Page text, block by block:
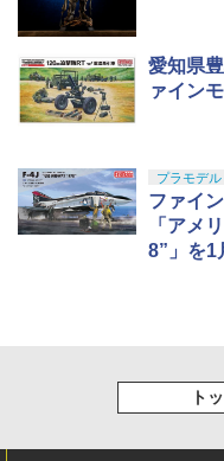
愛知県
ァイン
プラモデル
ファイ
「アメ
8”」を1
ト